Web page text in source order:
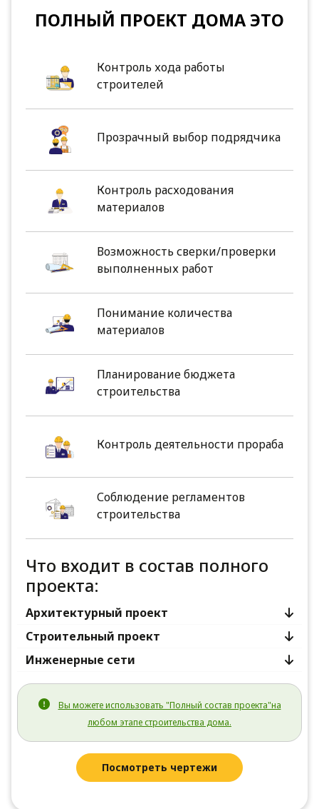
ПОЛНЫЙ ПРОЕКТ ДОМА ЭТО
Контроль хода работы
строителей
Прозрачный выбор подрядчика
Контроль расходования
материалов
Возможность сверки/проверки
выполненных работ
Понимание количества
материалов
Планирование бюджета
строительства
Контроль деятельности прораба
Соблюдение регламентов
строительства
Что входит в состав полного
проекта:
Архитектурный проект
Строительный проект
Инженерные сети
Вы можете использовать "Полный состав проекта"на
любом этапе строительства дома.
Посмотреть чертежи